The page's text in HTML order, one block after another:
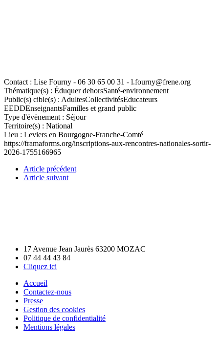
Contact : Lise Fourny - 06 30 65 00 31 - l.fourny@frene.org
Thématique(s) : Éduquer dehorsSanté-environnement
Public(s) cible(s) : AdultesCollectivitésEducateurs
EEDDEnseignantsFamilles et grand public
Type d'évènement : Séjour
Territoire(s) : National
Lieu : Leviers en Bourgogne-Franche-Comté
https://framaforms.org/inscriptions-aux-rencontres-nationales-sortir-
2026-1755166965
Article précédent
Article suivant
17 Avenue Jean Jaurès 63200 MOZAC
07 44 44 43 84
Cliquez ici
Accueil
Contactez-nous
Presse
Gestion des cookies
Politique de confidentialité
Mentions légales